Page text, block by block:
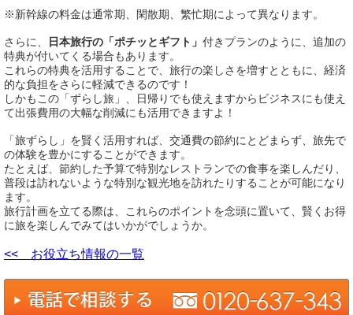
※新幹線の料金は通常期、閑散期、繁忙期によって異なります。
さらに、 日本旅行の「ポチッとギフト」 付きプランのように、追加の
特典が付いてくる場合もあります。
これらの特典を活用することで、旅行の楽しさを増すとともに、経済
的な負担をさらに軽減できるのです！
しかもこの「ずらし旅」、日帰りでも使えますからビジネスにも使え
て出張費用の大幅な削減にも活用できますよ！
「旅ずらし」を賢く活用すれば、交通費の節約にとどまらず、旅先で
の体験を豊かにすることができます。
たとえば、節約した予算で特別なレストランでの食事を楽しんだり、
普段は訪れないような特別な観光地を訪れたりすることが可能になり
ます。
旅行計画を立てる際は、これらのポイントを念頭に置いて、賢くお得
に旅を楽しんでみてはいかがでしょうか。
<< お役立ち情報の一覧